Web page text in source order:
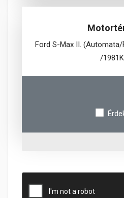
Ford S-Max II.
/